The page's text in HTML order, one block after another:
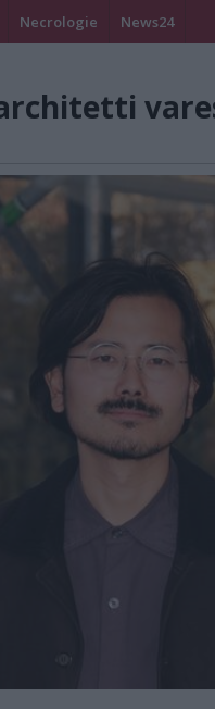
Necrologie News24